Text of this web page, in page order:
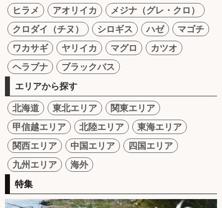
ヒラメ
アオリイカ
メジナ（グレ・クロ）
クロダイ（チヌ）
シロギス ハゼ
マゴチ
ワカサギ
ヤリイカ マグロ
カツオ
ヘラブナ
ブラックバス
エリアから探す
北海道 東北エリア
関東エリア
甲信越エリア
北陸エリア
東海エリア
関西エリア
中国エリア
四国エリア
九州エリア
海外
特集